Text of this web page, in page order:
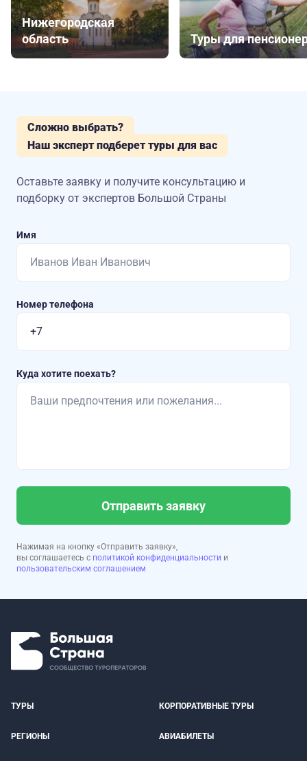
Нижегородская
область
Туры для
Сложно выбрать?
Наш эксперт подберет туры для вас
Оставьте заявку и получите консультацию и
подборку от экспертов Большой Страны
Имя
Номер телефона
Куда хотите поехать?
Отправить заявку
Нажимая на кнопку «Отправить заявку»,
вы соглашаетесь с политикой конфиденциальности и
пользовательским соглашением
ТУРЫ КОРПОРАТИВНЫЕ ТУРЫ
РЕГИОНЫ АВИАБИЛЕТЫ